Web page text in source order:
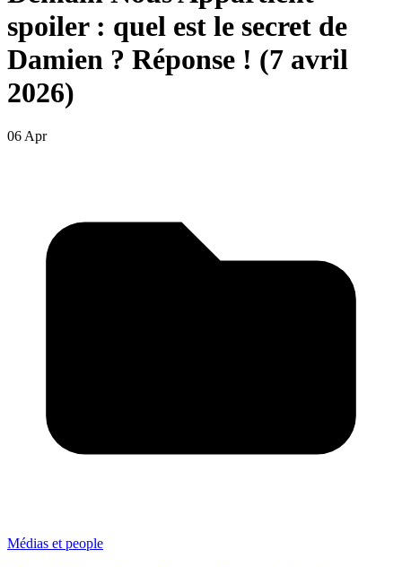
spoiler : quel est le secret de
Damien ? Réponse ! (7 avril
2026)
06 Apr
Médias et people